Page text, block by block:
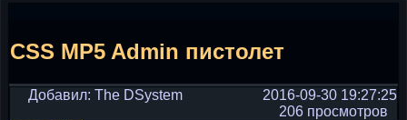
CSS MP5 Admin пистолет
Добавил: The DSystem
2016-09-30 19:27:25
206 просмотров